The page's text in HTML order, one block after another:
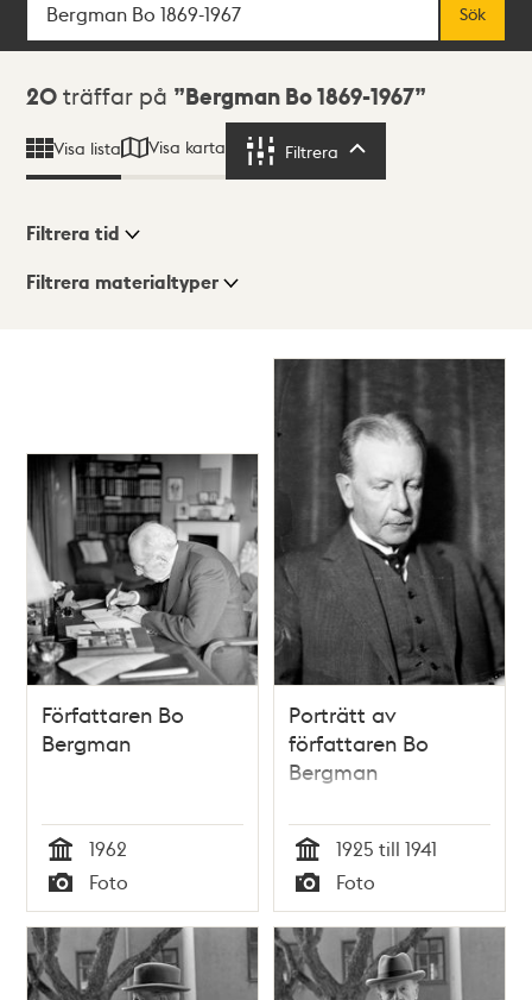
Sök
Sökresultat
20 träffar på Bergman Bo 1869-1967
Visa lista Visa karta Filtrera
Visningsläge
Filtrera tid
Filtrera materialtyper
Författaren Bo
Bergman
Tid
1962
Typ
Foto
Porträtt av
författaren Bo
Bergman
Tid
1925 till 1941
Typ
Foto